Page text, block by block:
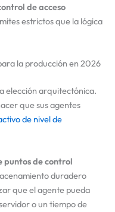
de acceso
estrictos que la lógica
la producción en 2026
elección arquitectónica.
que sus agentes
de nivel de
puntos de control
duradero
que el agente pueda
o un tiempo de